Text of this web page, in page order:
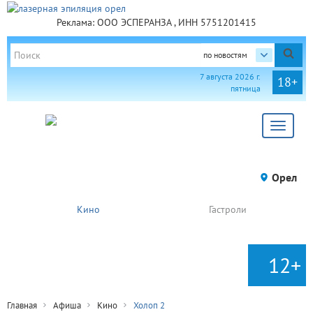
Реклама: ООО ЭСПЕРАНЗА , ИНН 5751201415
по новостям
18+
7 августа 2026 г.
пятница
Toggle
Орел
Кино Гастроли
12+
Главная Афиша Кино Холоп 2